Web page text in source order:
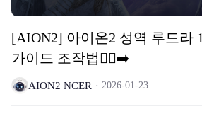
[AION2] 아이온2 성역 루드라
가이드 조작법🏃‍♀️‍➡️
AION2 NCER 2026-01-23